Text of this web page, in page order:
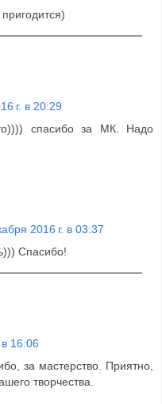
г. в 20:29
спасибо за МК. Надо
2016 г. в 03:37
Спасибо!
16:06
за мастерство. Приятно,
творчества.